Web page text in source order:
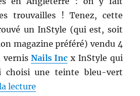
trouvailles ! Tenez, cette
un InStyle (qui est, soit
magazine préféré) vendu 4
vernis Nails Inc x InStyle qui
choisi une teinte bleu-vert
lecture